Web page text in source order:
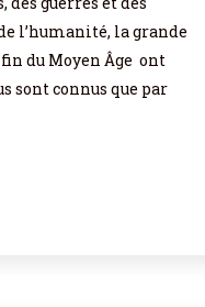
l’humanité, la grande
du Moyen Âge ont
sont connus que par